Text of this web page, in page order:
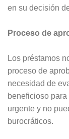
en su decisión
Proceso de
Los préstamos
proceso de
necesidad de
beneficioso
urgente y no
burocráticos.